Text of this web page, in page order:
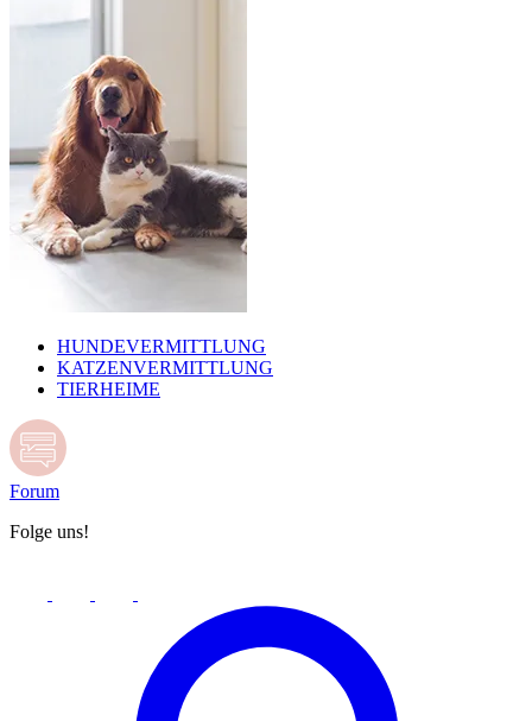
HUNDEVERMITTLUNG
KATZENVERMITTLUNG
TIERHEIME
Forum
Folge uns!